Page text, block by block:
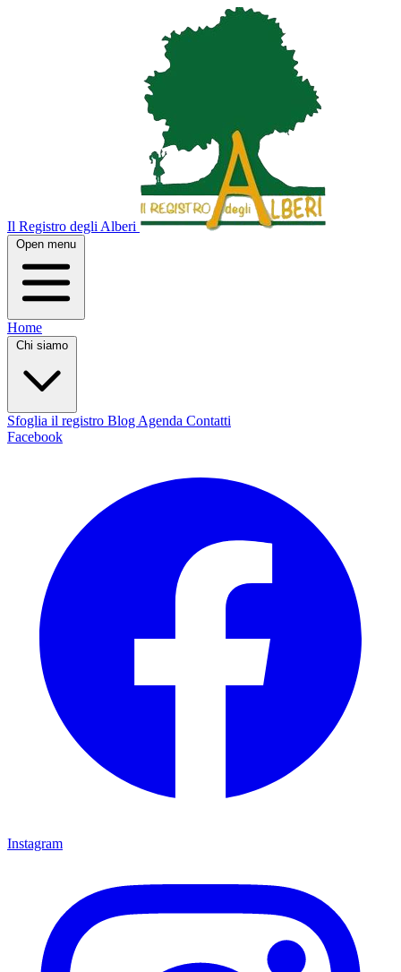
Il Registro degli Alberi
Open menu
Home
Chi siamo
Sfoglia il registro Blog Agenda Contatti
Facebook
Instagram